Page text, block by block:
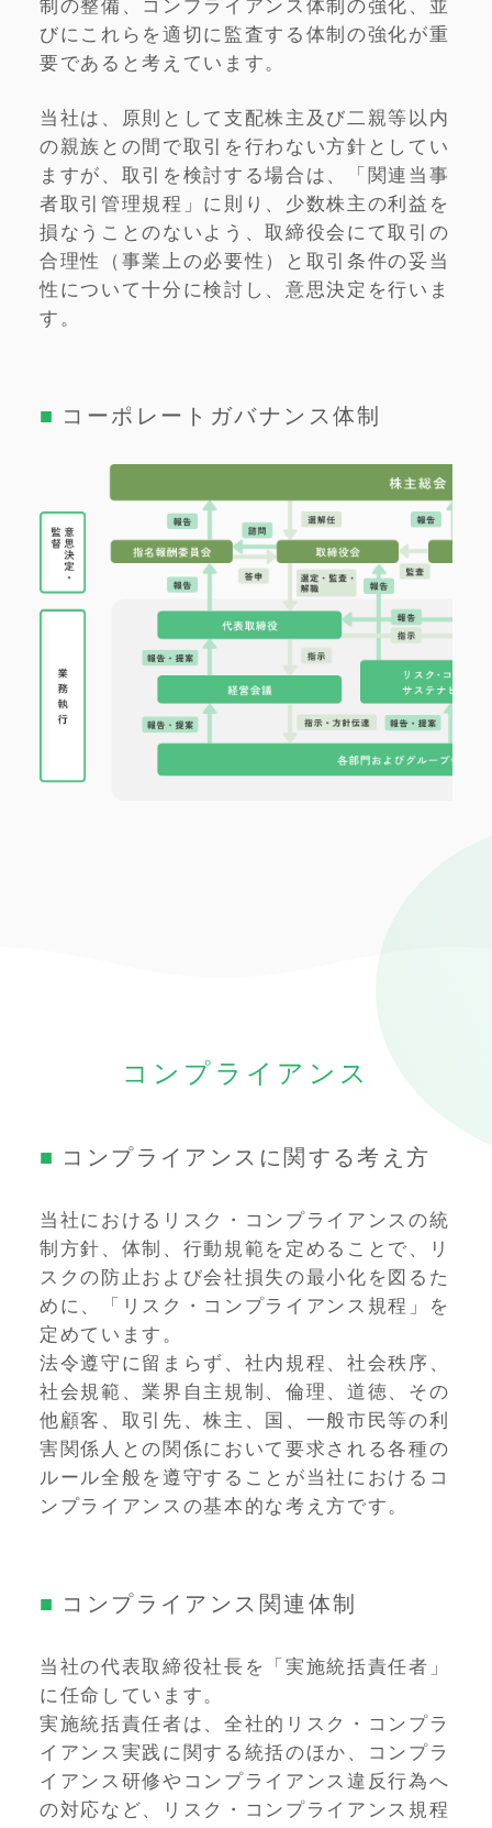
制の整備、コンプライアンス体制の強化、並
びにこれらを適切に監査する体制の強化が重
要であると考えています。
当社は、原則として支配株主及び二親等以内
の親族との間で取引を行わない方針としてい
ますが、取引を検討する場合は、「関連当事
者取引管理規程」に則り、少数株主の利益を
損なうことのないよう、取締役会にて取引の
合理性（事業上の必要性）と取引条件の妥当
性について十分に検討し、意思決定を行いま
す。
コーポレートガバナンス体制
コンプライアンス
コンプライアンスに関する考え方
当社におけるリスク・コンプライアンスの統
制方針、体制、行動規範を定めることで、リ
スクの防止および会社損失の最小化を図るた
めに、「リスク・コンプライアンス規程」を
定めています。
法令遵守に留まらず、社内規程、社会秩序、
社会規範、業界自主規制、倫理、道徳、その
他顧客、取引先、株主、国、一般市民等の利
害関係人との関係において要求される各種の
ルール全般を遵守することが当社におけるコ
ンプライアンスの基本的な考え方です。
コンプライアンス関連体制
当社の代表取締役社長を「実施統括責任者」
に任命しています。
実施統括責任者は、全社的リスク・コンプラ
イアンス実践に関する統括のほか、コンプラ
イアンス研修やコンプライアンス違反行為へ
の対応など、リスク・コンプライアンス規程